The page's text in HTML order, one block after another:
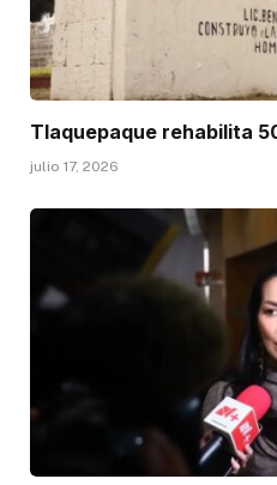
Tlaquepaque rehabilita
julio 17, 2026